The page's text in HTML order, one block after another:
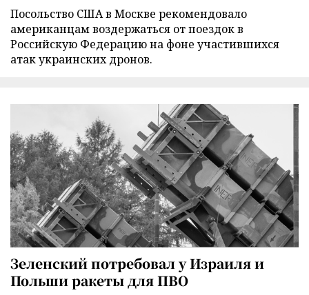
Посольство США в Москве рекомендовало
американцам воздержаться от поездок в
Российскую Федерацию на фоне участившихся
атак украинских дронов.
Зеленский потребовал у Израиля и
Польши ракеты для ПВО